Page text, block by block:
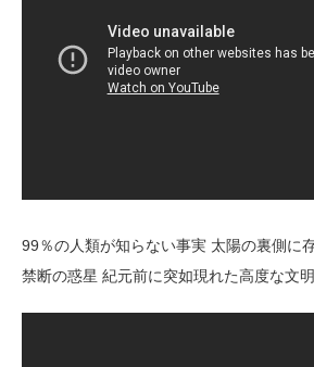
99％の人類が知らない事実 太陽の裏側に
禁断の惑星 紀元前に突如現れた高度な文